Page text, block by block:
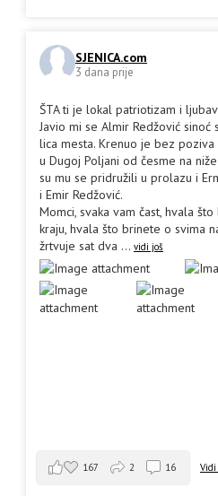
SJENICA.com
3 dana prije
ŠTA ti je lokal patriotizam i
Javio mi se Almir Redžović sinoć
lica mesta. Krenuo je bez poziva
u Dugoj Poljani od česme na
su mu se pridružili u prolazu i
i Emir Redžović.
Momci, svaka vam čast, hvala
kraju, hvala što brinete o svima
žrtvuje sat dva ... vidi još
Vidi
167 2 16